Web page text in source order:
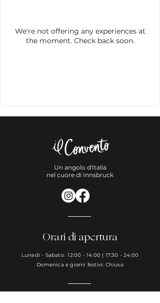
We're not offering any experiences at
the moment. Check back soon.
Un angolo d'Italia
nel cuore di Innsbruck
Orari di apertura
Lunedì - Sabato: 12:00 - 14:00 | 17:30 - 24:00
Domenica e giorni festivi: Chiuso